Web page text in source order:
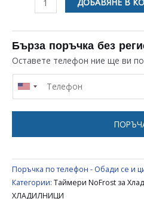
ТАЙМЕР
С
NO
FROST
СИСТЕМА
UNIVERSAL
10003B
ДОБАВЯНЕ В
Бърза поръчка без
Оставете телефон ние ще ви
Поръчка по телефон - Обади се и
Категории: Таймери NoFrost за
ХЛАДИЛНИЦИ